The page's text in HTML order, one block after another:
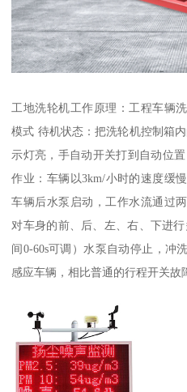
工地洗轮机工作原理：工程车辆
模式 待机状态：把洗轮机控制箱
示灯亮，手自动开关打到自动位
作业：车辆以3km/小时的速度缓
车辆后水泵启动，工作水流通过
对车身的前、后、左、右、下进
间0-60s可调）水泵自动停止，冲
感应车辆，相比普通的行程开关故